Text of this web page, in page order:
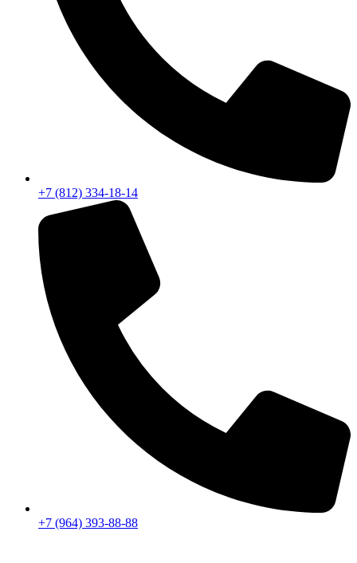
+7 (812) 334-18-14
+7 (964) 393-88-88